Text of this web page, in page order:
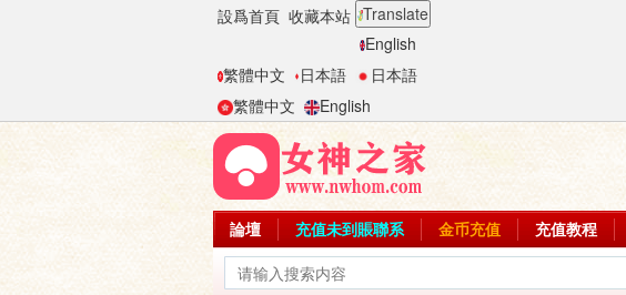
設爲首頁 收藏本站 Translate
English
繁體中文
日本語
日本語
繁體中文
English
論壇 充值未到賬聯系 金币充值 充值教程